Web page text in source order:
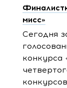
мисс»
Сегодня
конкурса